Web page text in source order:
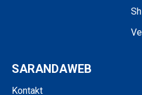
SARANDAWEB
Kontakt